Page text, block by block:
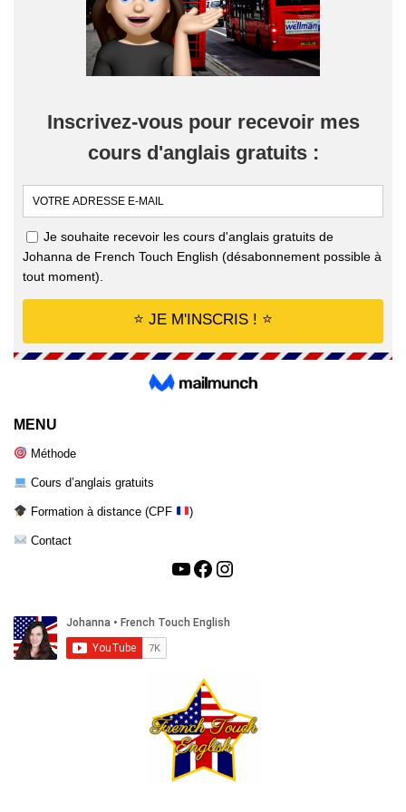
MENU
Méthode
Cours d’anglais gratuits
Formation à distance (CPF )
Contact